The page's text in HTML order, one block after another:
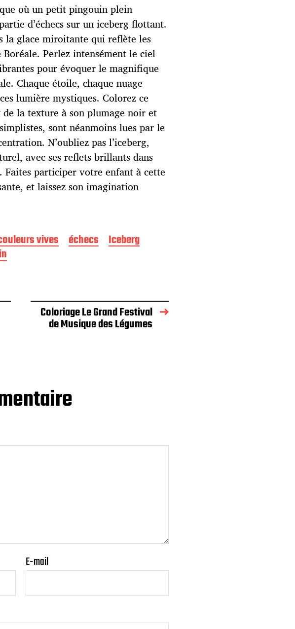
où un petit pingouin plein
d’échecs sur un iceberg flottant.
la glace miroitante qui reflète les
Perlez intensément le ciel
pour évoquer le magnifique
Chaque étoile, chaque nuage
lumière mystiques. Colorez ce
la texture à son plumage noir et
sont néanmoins lues par le
N’oubliez pas l’iceberg,
avec ses reflets brillants dans
Faites participer votre enfant à cette
et laissez son imagination
vives échecs
Iceberg
Coloriage Le Grand Festival
de Musique des Légumes
E-mail